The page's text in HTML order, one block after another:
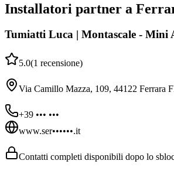
Installatori partner a
Tumiatti Luca | Montascale - Mini
5.0(1 recensione)
Via Camillo Mazza, 109, 44122 Ferrara
+39 ••• •••
www.ser••••••.it
Contatti completi disponibili dopo lo